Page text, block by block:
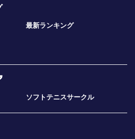
最新ランキング
ソフトテニスサークル